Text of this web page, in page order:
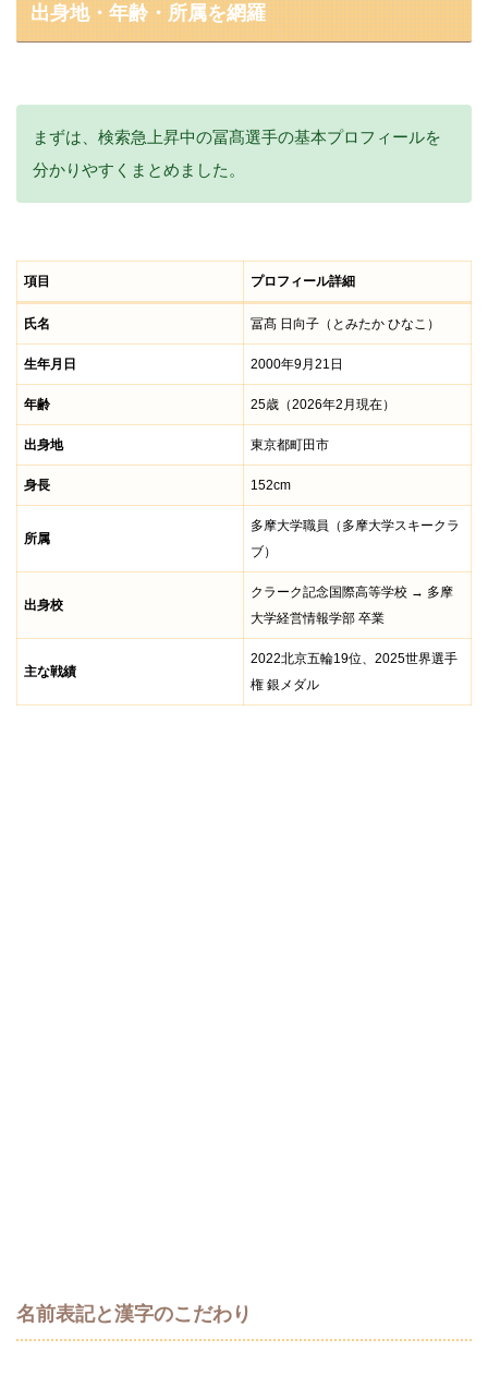
出身地・年齢・所属を網羅
まずは、検索急上昇中の冨髙選手の基本プロフィールを
分かりやすくまとめました。
項目 プロフィール詳細
氏名 冨髙 日向子（とみたか ひなこ）
生年月日 2000年9月21日
年齢 25歳（2026年2月現在）
出身地 東京都町田市
身長 152cm
所属
多摩大学職員（多摩大学スキークラ
ブ）
出身校
クラーク記念国際高等学校 → 多摩
大学経営情報学部 卒業
主な戦績
2022北京五輪19位、2025世界選手
権 銀メダル
名前表記と漢字のこだわり